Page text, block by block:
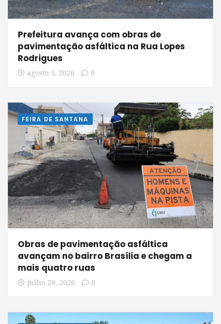
Prefeitura avança com obras de
pavimentação asfáltica na Rua Lopes
Rodrigues
agosto 5, 2026 0
FEIRA DE SANTANA
Obras de pavimentação asfáltica
avançam no bairro Brasília e chegam a
mais quatro ruas
julho 29, 2026 0